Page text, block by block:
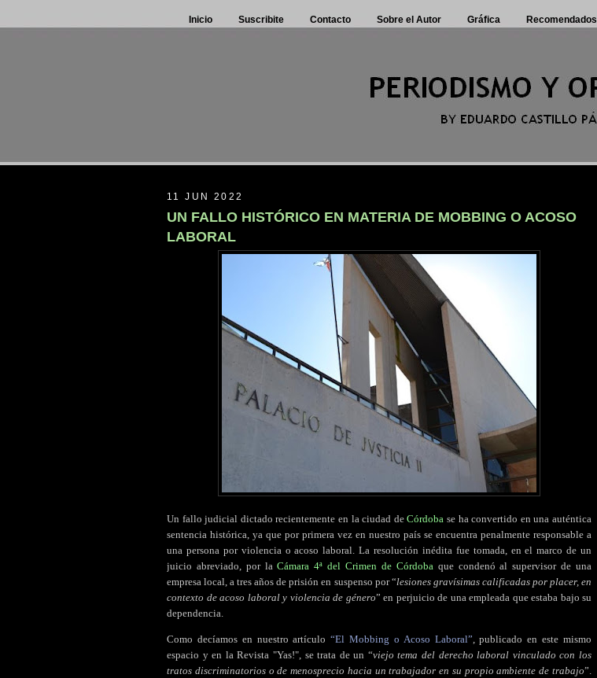
Inicio Suscribite Contacto Sobre el Autor Gráfica Recomendados
11 JUN 2022
UN FALLO HISTÓRICO EN MATERIA DE MOBBING O ACOSO
LABORAL
Un fallo judicial dictado recientemente en la ciudad deCórdobase ha convertido en una auténtica
sentencia histórica, ya que por primera vez en nuestro país se encuentra penalmente responsable a
una persona por violencia o acoso laboral. La resolución inédita fue tomada, en el marco de un
juicio abreviado, por laCámara 4ª del Crimen de Córdobaque condenó al supervisor de una
empresa local, a tres años de prisión en suspenso por “lesiones gravísimas calificadas por placer, en
contexto de acoso laboral y violencia de género” en perjuicio de una empleada que estaba bajo su
dependencia.
Como decíamos en nuestro artículo“El Mobbing o Acoso Laboral”, publicado en este mismo
espacio y en la Revista "Yas!", se trata de un “viejo tema del derecho laboral vinculado con los
tratos discriminatorios o de menosprecio hacia un trabajador en su propio ambiente de trabajo”.